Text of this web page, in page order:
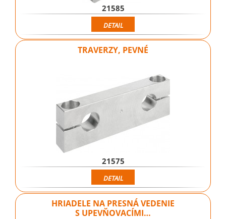
21585
DETAIL
TRAVERZY, PEVNÉ
21575
DETAIL
HRIADELE NA PRESNÁ VEDENIE
S UPEVŇOVACÍMI…